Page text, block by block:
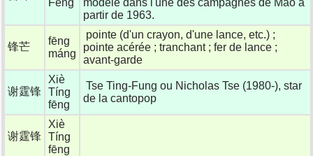
partir de 1963.
锋芒
fēng
máng
pointe (d'un crayon, d'une lance, etc.) ;
pointe acérée ; tranchant ; fer de lance ;
avant-garde
谢霆锋
Xiè
Tíng
fēng
Tse Ting-Fung ou Nicholas Tse (1980-), star
de la cantopop
谢霆锋
Xiè
Tíng
fēng